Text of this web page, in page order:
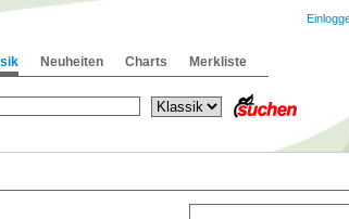
Neuheiten Charts Merkliste